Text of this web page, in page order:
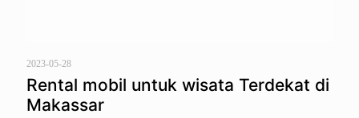
2023-05-28
Rental mobil untuk wisata Terdekat di
Makassar